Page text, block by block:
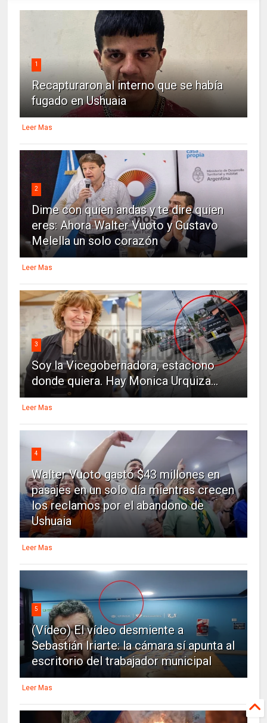
1
Recapturaron al interno que se había
fugado en Ushuaia
Leer Mas
2
Dime con quien andas y te dire quien
eres: Ahora Walter Vuoto y Gustavo
Melella un solo corazón
Leer Mas
3
Soy la Vicegobernadora, estaciono
donde quiera. Hay Monica Urquiza...
Leer Mas
4
Walter Vuoto gastó $43 millones en
pasajes en un solo día mientras crecen
los reclamos por el abandono de
Ushuaia
Leer Mas
5
(Vídeo) El vídeo desmiente a
Sebastián Iriarte: la cámara sí apunta al
escritorio del trabajador municipal
Leer Mas